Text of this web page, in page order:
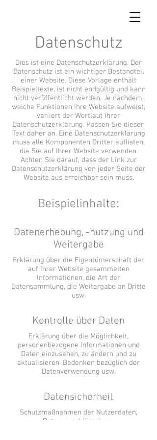
Datenschutz
Dies ist eine Datenschutzerklärung. Der
Datenschutz ist ein wichtiger Bestandteil
einer Website. Diese Vorlage enthält
Beispieltexte, ist nicht endgültig und kann
nicht veröffentlicht werden. Je nachdem,
welche Funktionen Ihre Website aufweist,
variiert der Wortlaut Ihrer
Datenschutzerklärung. Passen Sie diesen
Text daher an. Eine Datenschutzerklärung
muss alle Komponenten Dritter auflisten,
die Sie auf Ihrer Website verwenden.
Achten Sie darauf, dass der Link zur
Datenschutzerklärung von jeder Seite der
Website aus erreichbar sein muss.
Beispielinhalte:
Datenerhebung, -nutzung und
Weitergabe
Erklärung über die Eigentümerschaft der
auf Ihrer Website gesammelten
Informationen, die Art der
Datensammlung, die Weitergabe an Dritte
usw.
Kontrolle über Daten
Erklärung über die Möglichkeit,
personenbezogene Informationen und
Daten einzusehen, zu ändern und zu
aktualisieren, Bedenken bezüglich der
Datenverwendung usw.
Datensicherheit
Schutzmaßnahmen der Nutzerdaten,
Datenverschlüsselung,